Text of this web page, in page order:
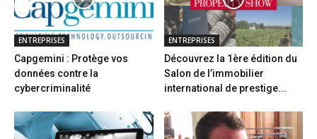
ENTREPRISES
Capgemini : Protège vos
données contre la
cybercriminalité
ENTREPRISES
Découvrez la 1ère édition du
Salon de l’immobilier
international de prestige...